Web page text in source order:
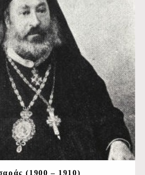
(1900 – 1910)